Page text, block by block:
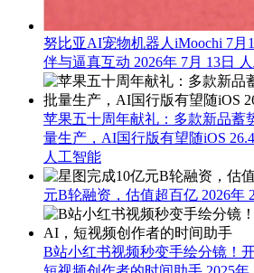
努比亚AI宠物机器人iMoochi 7月
伴与逼真互动 2026年 7月 13日
苹果五十周年献礼：多款新品蓄
量生产，AI国行版有望随iOS
人工智能
元B轮融资，估值超百亿 2026年
B站小红书视频秒变手绘分镜！